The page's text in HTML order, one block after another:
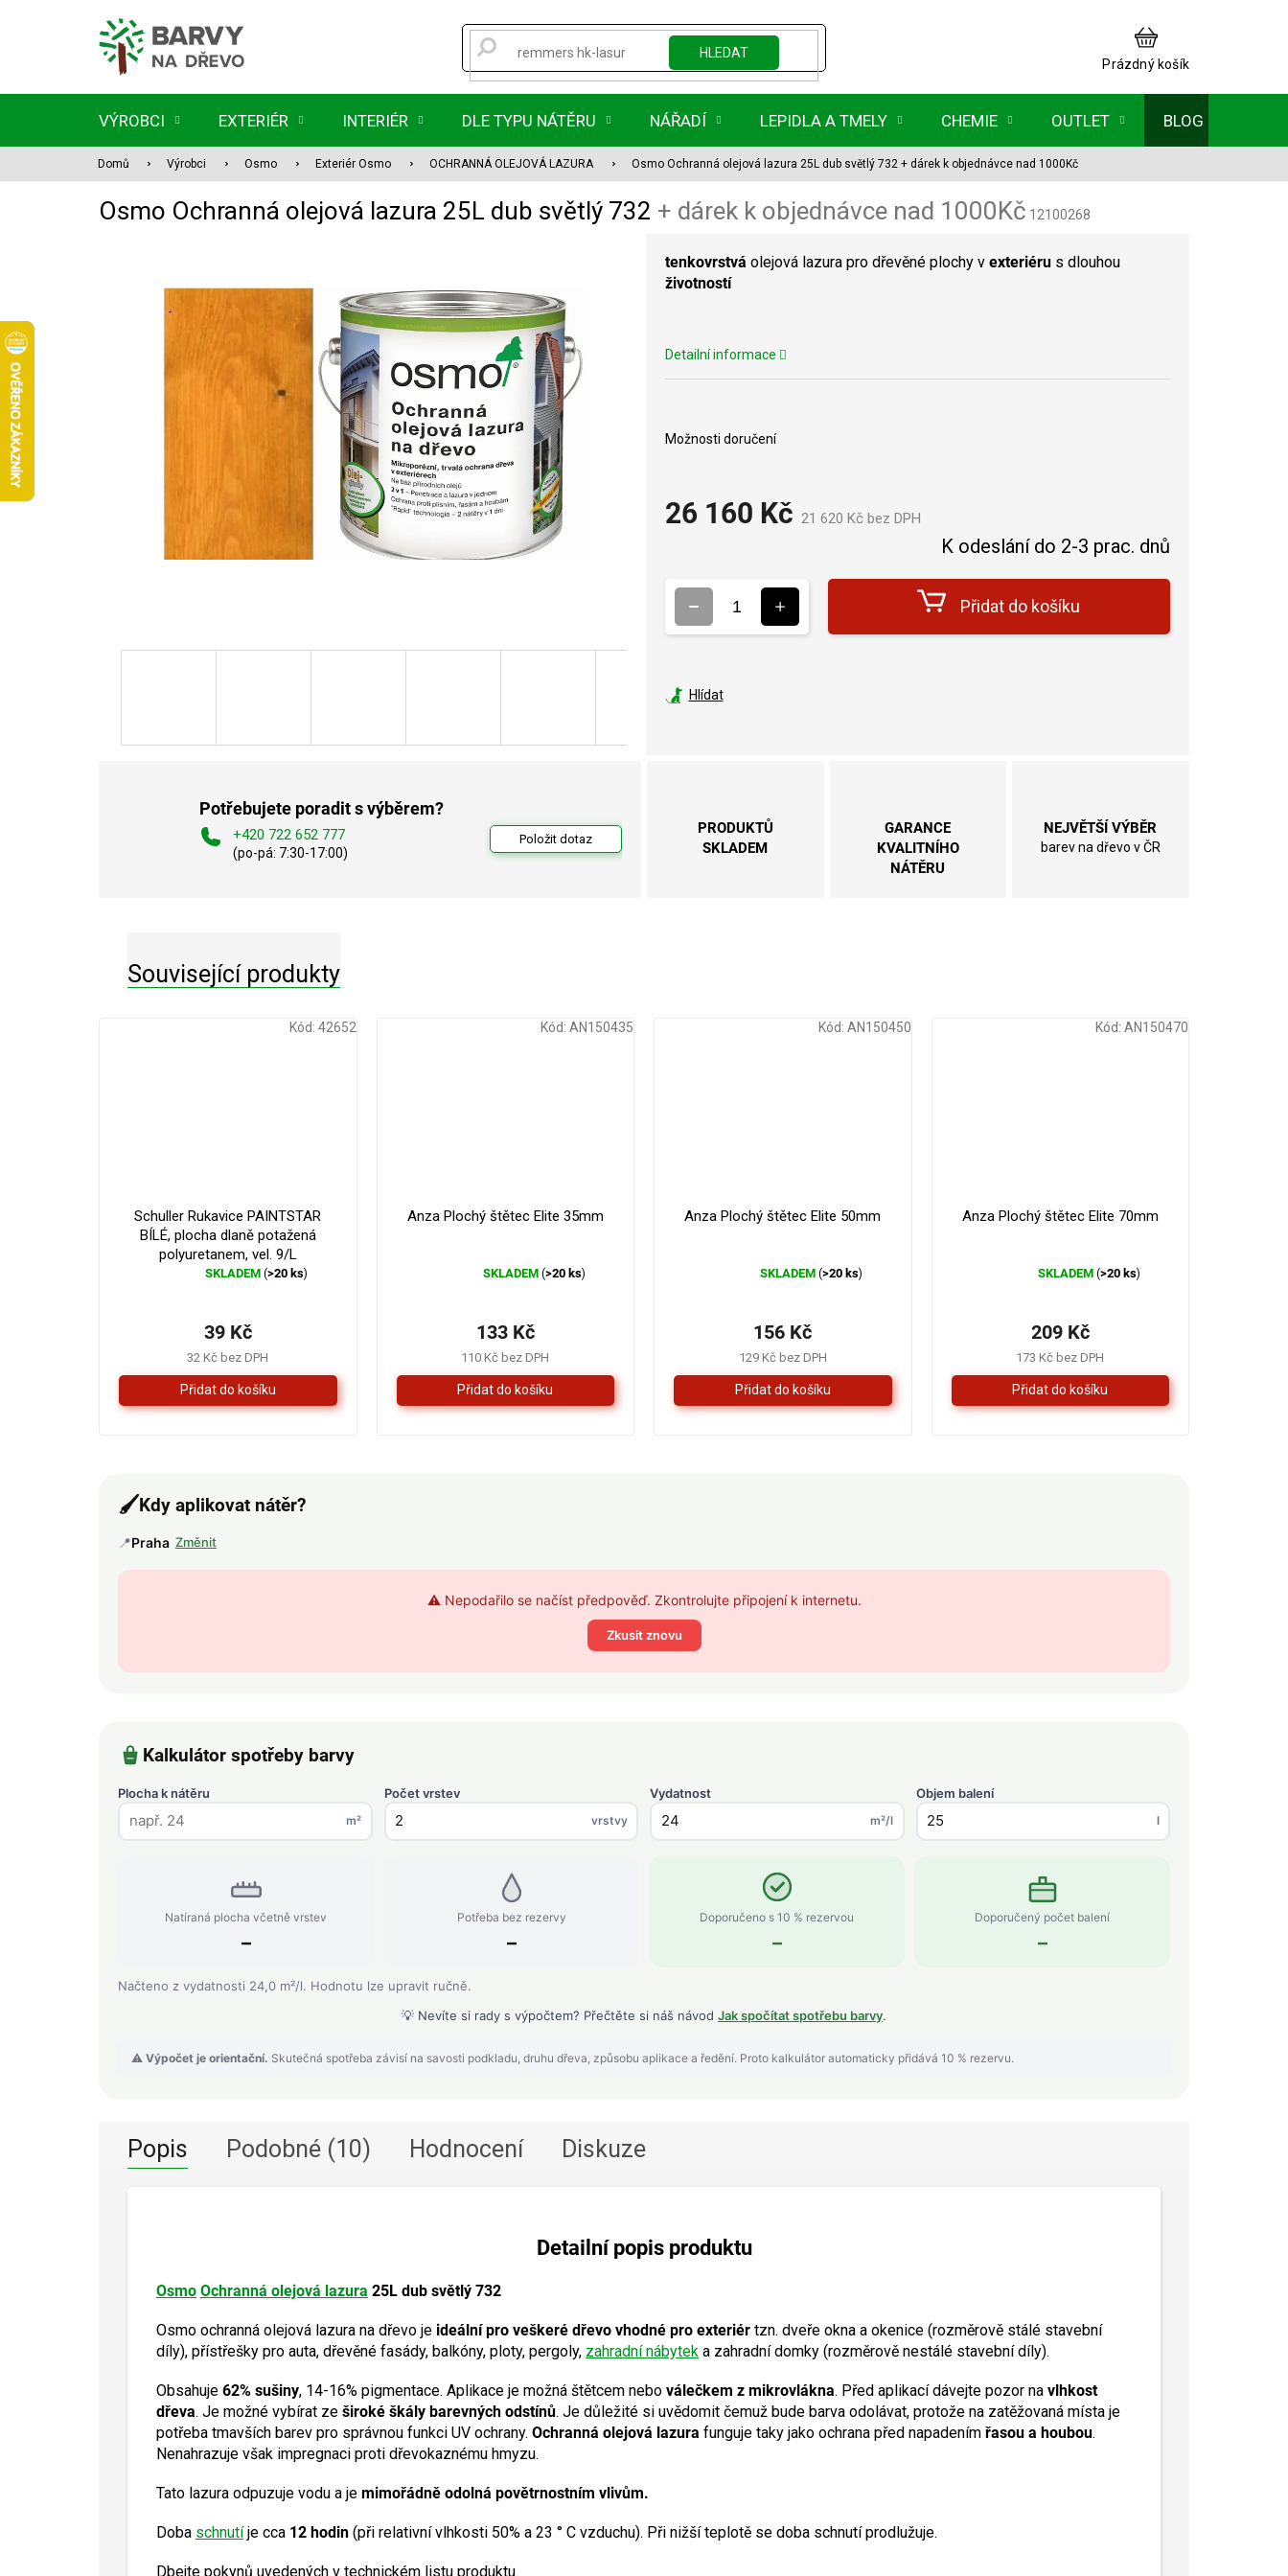
HLEDAT
NÁKUPNÍ
KOŠÍK
Prázdný košík
VÝROBCI EXTERIÉR INTERIÉR DLE TYPU NÁTĚRU NÁŘADÍ LEPIDLA A TMELY CHEMIE OUTLET BLOG
Domů Výrobci Osmo Exteriér Osmo OCHRANNÁ OLEJOVÁ LAZURA Osmo Ochranná olejová lazura 25L dub světlý 732 + dárek k objednávce nad 1000Kč
Osmo Ochranná olejová lazura 25L dub světlý 732 + dárek k objednávce nad 1000Kč 12100268
26 160 Kč 21 620 Kč bez DPH
Měrná
cena:
K odeslání do 2-3 prac. dnů
Možnosti doručení
Přidat do košíku
tenkovrstvá olejová lazura pro dřevěné plochy v exteriérus dlouhou
životností
Detailní informace
Hlídat
Potřebujete poradit s výběrem?
+420 722 652 777
(po-pá: 7:30-17:00)
Položit dotaz
PRODUKTŮ
SKLADEM
GARANCE
KVALITNÍHO
NÁTĚRU
NEJVĚTŠÍ VÝBĚR
barev na dřevo v ČR
Související produkty
Schuller Rukavice PAINTSTAR
BÍLÉ, plocha dlaně potažená
polyuretanem, vel. 9/L
Průměrné
z
hvězdiček.
SKLADEM(>20 ks)
32 Kč bez DPH
39 Kč
Kód: 42652
Anza Plochý štětec Elite 35mm
Průměrné
z
hvězdiček.
SKLADEM (>20 ks)
110 Kč bez DPH
133 Kč
Kód: AN150435
Anza Plochý štětec Elite 50mm
Průměrné
z
hvězdiček.
SKLADEM(>20 ks)
129 Kč bez DPH
156 Kč
Kód: AN150450
Anza Plochý štětec Elite 70mm
Průměrné
z
hvězdiček.
SKLADEM (>20 ks)
173 Kč bez DPH
209 Kč
Kód: AN150470
🖌️Kdy aplikovat nátěr?
📍Praha Změnit
⚠️ Nepodařilo se načíst předpověď. Zkontrolujte připojení k internetu.
Zkusit znovu
Kalkulátor spotřeby barvy
Plocha k nátěru
m²
Počet vrstev
vrstvy
Vydatnost
m²/l
Objem balení
l
Natíraná plocha včetně vrstev
–
Potřeba bez rezervy
–
Doporučeno s 10 % rezervou
–
Doporučený počet balení
–
Načteno z vydatnosti 24,0 m²/l. Hodnotu lze upravit ručně.
💡 Nevíte si rady s výpočtem? Přečtěte si náš návod Jak spočítat spotřebu barvy.
⚠️ Výpočet je orientační. Skutečná spotřeba závisí na savosti podkladu, druhu dřeva, způsobu aplikace a ředění. Proto kalkulátor automaticky přidává 10 % rezervu.
Popis Podobné (10) Hodnocení Diskuze
Detailní popis produktu
Osmo Ochranná olejová lazura 25L dub světlý 732
Osmo ochranná olejová lazura na dřevo je ideální pro veškeré dřevo vhodné pro exteriér tzn. dveře okna a okenice (rozměrově stálé stavební
díly), přístřešky pro auta, dřevěné fasády, balkóny, ploty, pergoly, zahradní nábytek a zahradní domky (rozměrově nestálé stavební díly).
Obsahuje 62% sušiny, 14-16% pigmentace. Aplikace je možná štětcem nebo válečkem z mikrovlákna. Před aplikací dávejte pozor na vlhkost
dřeva. Je možné vybírat ze široké škály barevných odstínů. Je důležité si uvědomit čemuž bude barva odolávat, protože na zatěžovaná místa je
potřeba tmavších barev pro správnou funkci UV ochrany. Ochranná olejová lazura funguje taky jako ochrana před napadením řasou a houbou.
Nenahrazuje však impregnaci proti dřevokaznému hmyzu.
Tato lazura odpuzuje vodu a je mimořádně odolná povětrnostním vlivům.
Doba schnutíje cca 12 hodin (při relativní vlhkosti 50% a 23 ° C vzduchu). Při nižší teplotě se doba schnutí prodlužuje.
Dbejte pokynů uvedených v technickém listu produktu.